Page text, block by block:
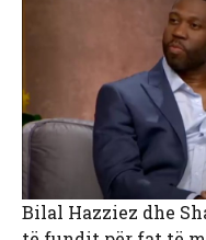
Bilal Hazziez dhe